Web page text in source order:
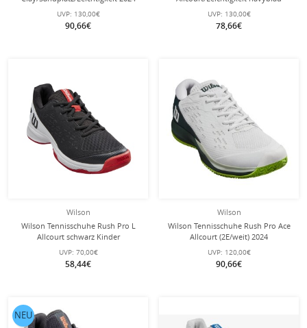
gelb Damen
UVP: 130,00€
90,66€
Herren
UVP: 130,00€
78,66€
Wilson
Wilson Tennisschuhe Rush Pro L
Allcourt schwarz Kinder
UVP: 70,00€
58,44€
Wilson
Wilson Tennisschuhe Rush Pro Ace
Allcourt (2E/weit) 2024
weiss/dunkelgrün Herren
UVP: 120,00€
90,66€
NEU